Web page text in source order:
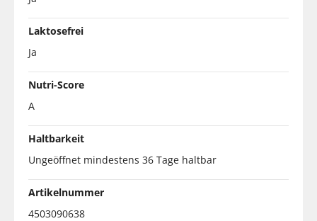
Laktosefrei
Ja
Nutri-Score
A
Haltbarkeit
Ungeöffnet mindestens 36 Tage haltbar
Artikelnummer
4503090638